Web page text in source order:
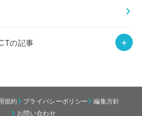
の記事
規約 プライバシーポリシー
編集方針
お問い合わせ